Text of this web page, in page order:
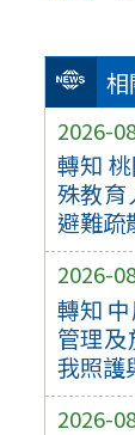
相
2026-
轉知
殊教育
避難疏
2026-
轉知
管理及
我照護
2026-